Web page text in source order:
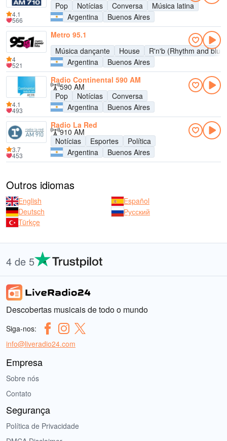
Pop
Notícias Conversa
Música latina
Argentina
Buenos Aires
4.1
566
Metro 95.1
Música dançante
House
R'n'b (Rhythm and
Argentina
Buenos Aires
4
521
Radio Continental 590 AM
590 AM
Pop
Notícias
Conversa
Argentina
Buenos Aires
4.1
493
Radio La Red
910 AM
Notícias
Esportes
Política
Argentina
Buenos Aires
3.7
453
Outros idiomas
English
Español
Deutsch
Русский
Türkçe
4 de 5
Descobertas musicais de todo o mundo
Siga-nos:
info@liveradio24.com
Empresa
Sobre nós
Contato
Segurança
Política de Privacidade